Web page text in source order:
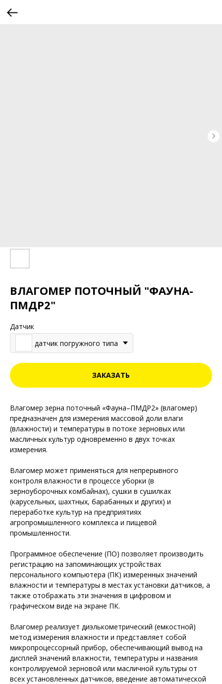
ВЛАГОМЕР ПОТОЧНЫЙ "ФАУНА-
ПМДР2"
Датчик
датчик погружного типа
ЗАКАЗАТЬ
Влагомер зерна поточный «Фауна–ПМДР2» (влагомер)
предназначен для измерения массовой доли влаги
(влажности) и температуры в потоке зерновых или
масличных культур одновременно в двух точках
измерения.
Влагомер может применяться для непрерывного
контроля влажности в процессе уборки (в
зерноуборочных комбайнах), сушки в сушилках
(карусельных, шахтных, барабанных и других) и
переработке культур на предприятиях
агропромышленного комплекса и пищевой
промышленности.
Программное обеспечение (ПО) позволяет производить
регистрацию на запоминающих устройствах
персонального компьютера (ПК) измеренных значений
влажности и температуры в местах установки датчиков, а
также отображать эти значения в цифровом и
графическом виде на экране ПК.
Влагомер реализует диэлькометрический (емкостной)
метод измерения влажности и представляет собой
микропроцессорный прибор, обеспечивающий вывод на
дисплей значений влажности, температуры и названия
контролируемой зерновой или масличной культуры от
всех установленных датчиков, введение автоматической